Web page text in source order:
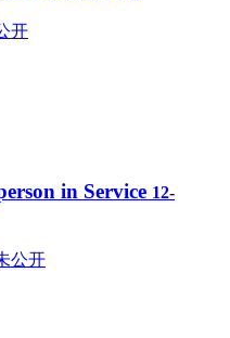
开
in Service 12-
公开